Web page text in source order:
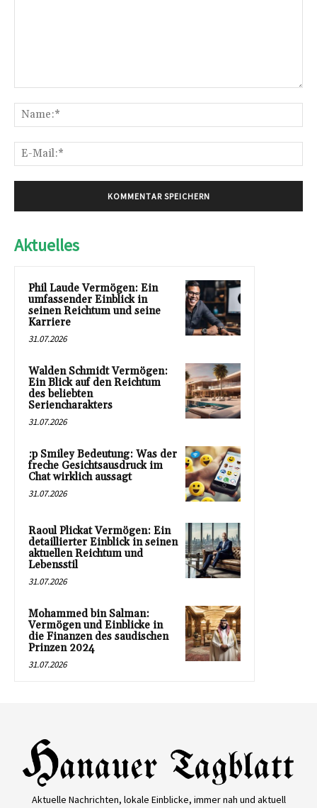
Aktuelles
Phil Laude Vermögen: Ein
umfassender Einblick in
seinen Reichtum und seine
Karriere
31.07.2026
Walden Schmidt Vermögen:
Ein Blick auf den Reichtum
des beliebten
Seriencharakters
31.07.2026
:p Smiley Bedeutung: Was der
freche Gesichtsausdruck im
Chat wirklich aussagt
31.07.2026
Raoul Plickat Vermögen: Ein
detaillierter Einblick in seinen
aktuellen Reichtum und
Lebensstil
31.07.2026
Mohammed bin Salman:
Vermögen und Einblicke in
die Finanzen des saudischen
Prinzen 2024
31.07.2026
Aktuelle Nachrichten, lokale Einblicke, immer nah und aktuell